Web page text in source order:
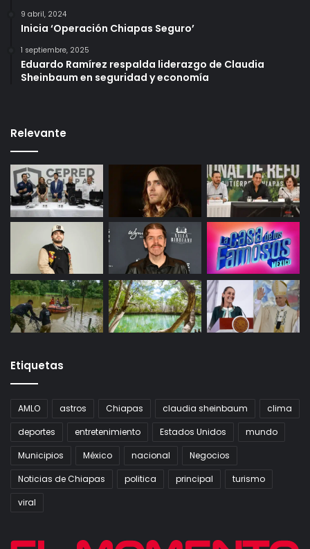
9 abril, 2024
Inicia ‘Operación Chiapas Seguro’
1 septiembre, 2025
Eduardo Ramírez respalda liderazgo de Claudia
Sheinbaum en seguridad y economía
Relevante
Etiquetas
AMLO astros Chiapas claudia sheinbaum
clima
deportes
entretenimiento Estados Unidos
mundo
Municipios
México nacional
Negocios
Noticias de Chiapas
politica principal
turismo
viral